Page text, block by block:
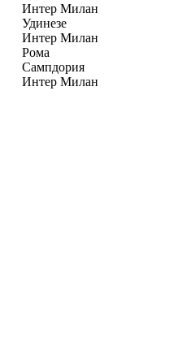
Интер Милан
Удинезе
Интер Милан
Рома
Сампдория
Интер Милан